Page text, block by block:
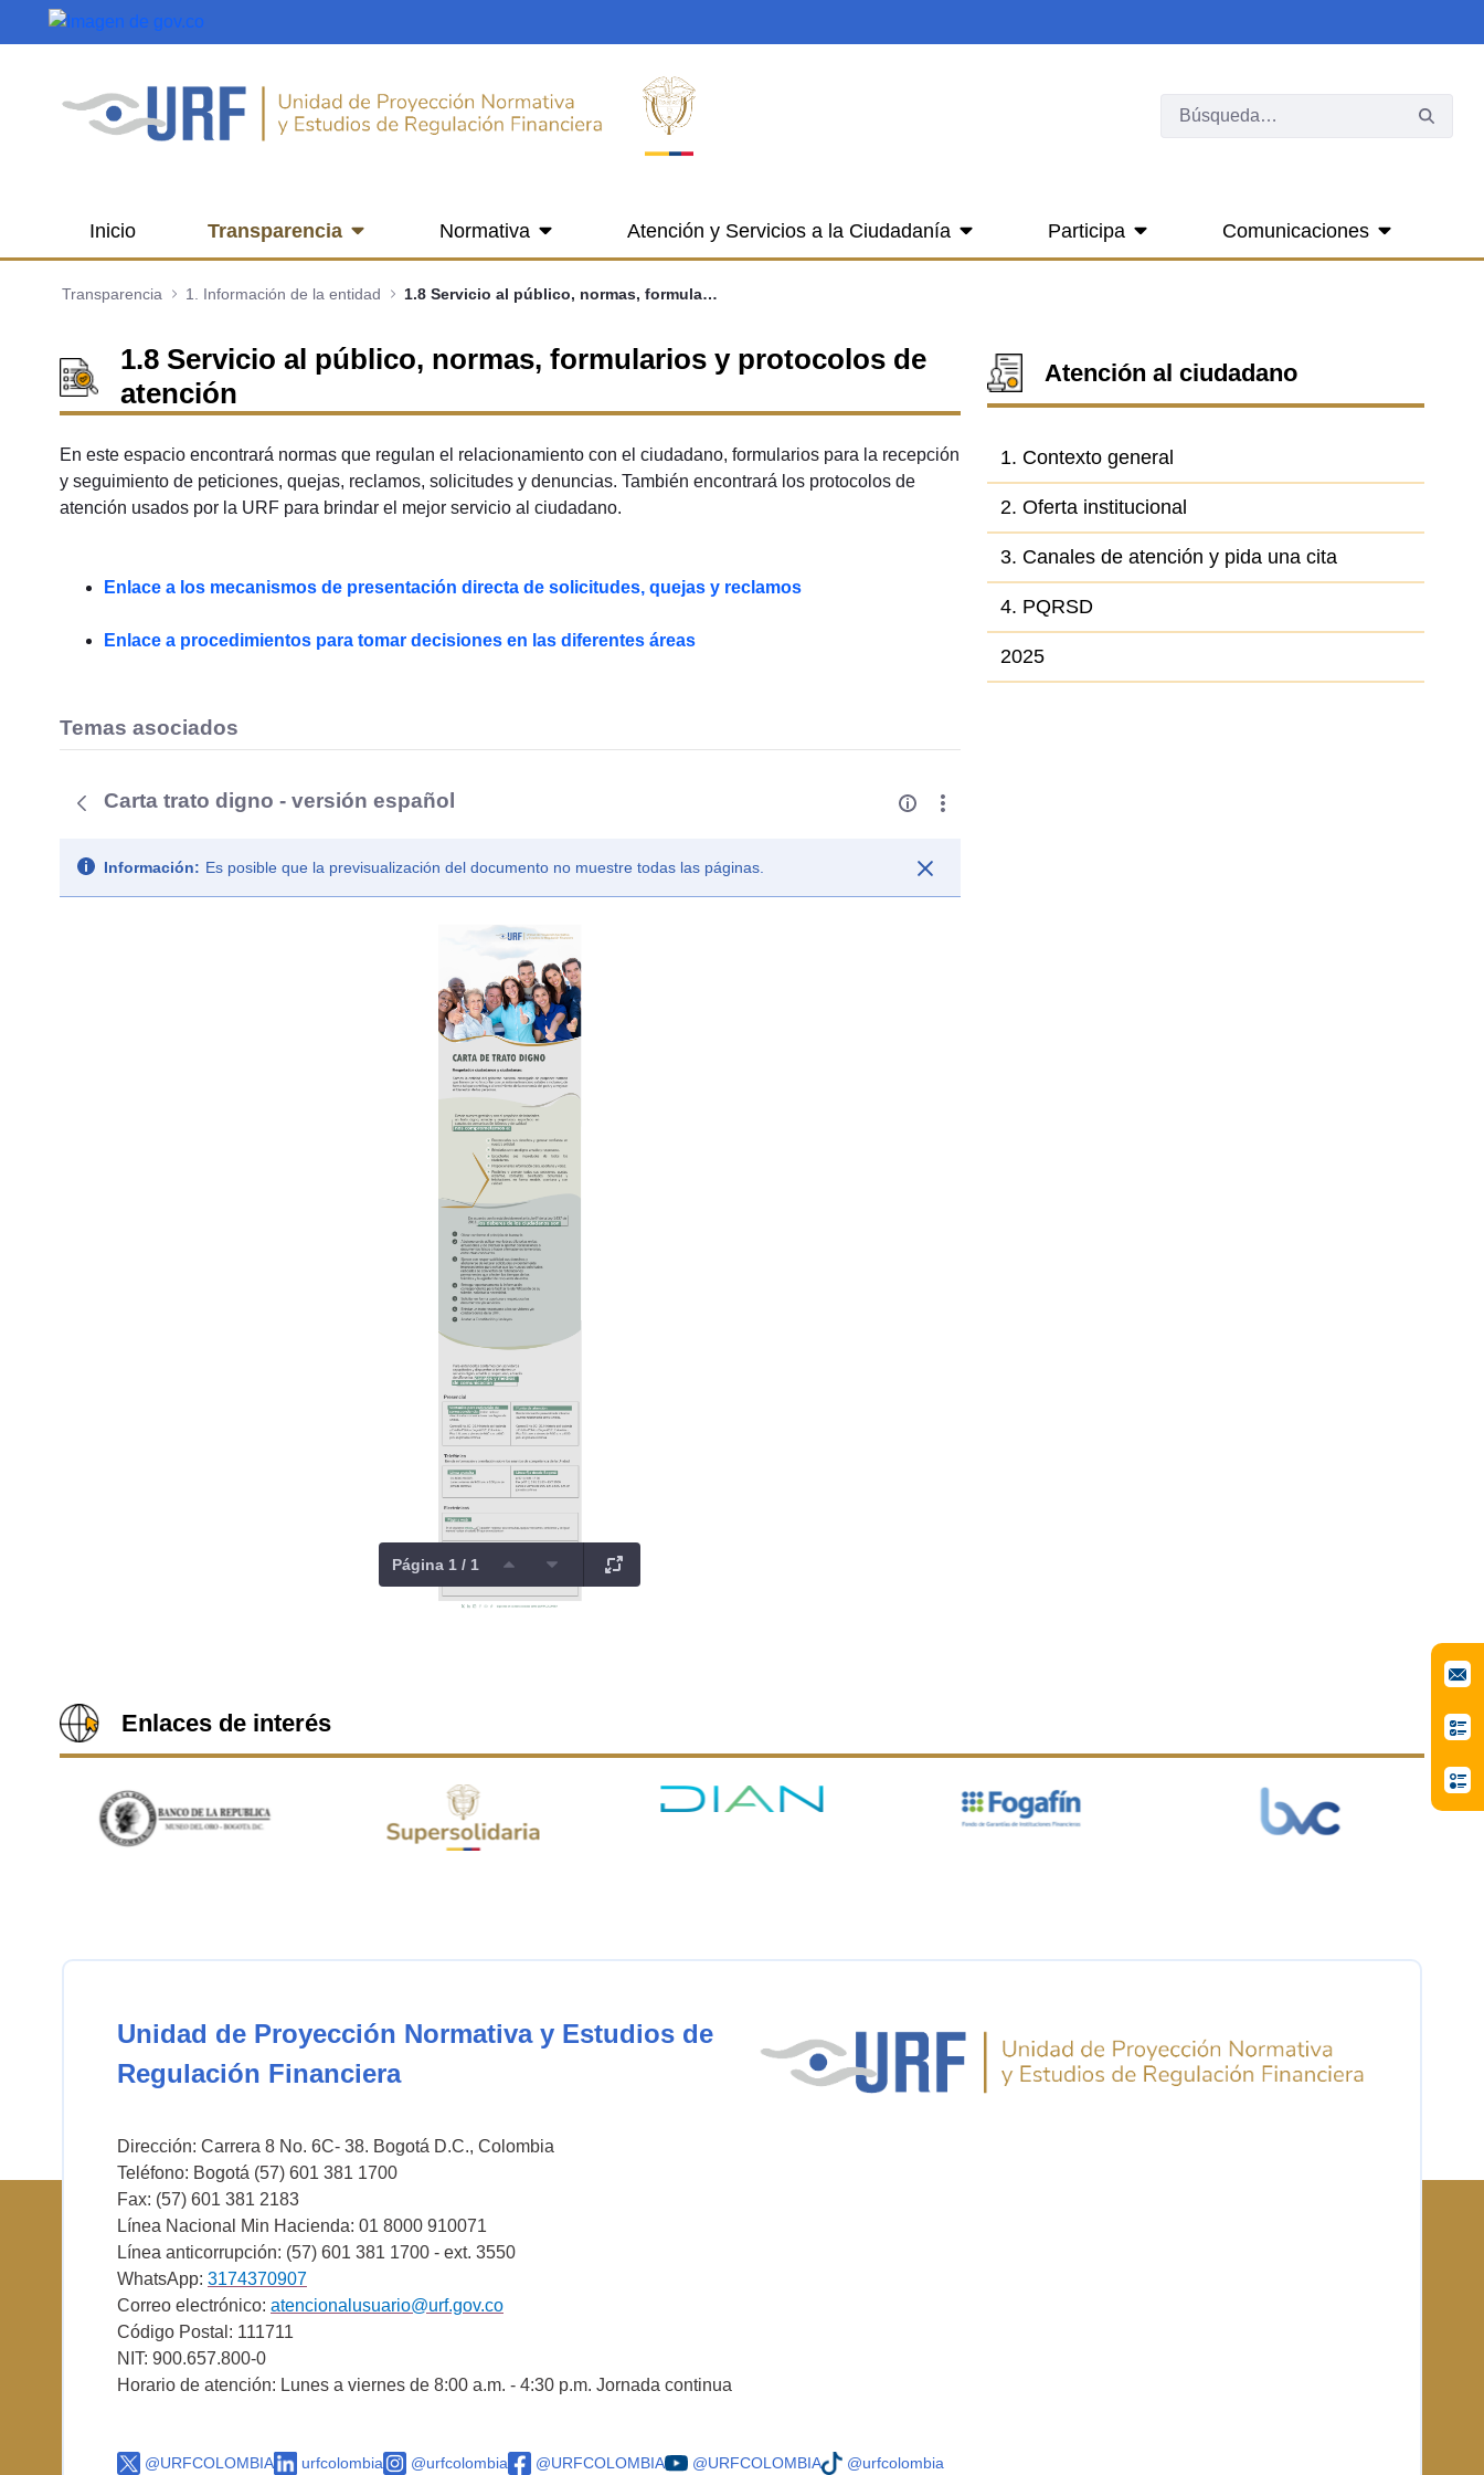
Saltar al contenido principal
Inicio Transparencia Normativa Atención y Servicios a la Ciudadanía Participa Comunicaciones
Transparencia 1. Información de la entidad 1.8 Servicio al público, normas, formularios y protocolos de atención
1.8 Servicio al público, normas, formularios y protocolos de
atención
En este espacio encontrará normas que regulan el relacionamiento con el ciudadano, formularios para la recepción
y seguimiento de peticiones, quejas, reclamos, solicitudes y denuncias. También encontrará los protocolos de
atención usados por la URF para brindar el mejor servicio al ciudadano.
Enlace a los mecanismos de presentación directa de solicitudes, quejas y reclamos
Enlace a procedimientos para tomar decisiones en las diferentes áreas
Temas asociados
Carta trato digno - versión español
Información: Es posible que la previsualización del documento no muestre todas las páginas.
Página 1 / 1
Atención al ciudadano
1. Contexto general
2. Oferta institucional
3. Canales de atención y pida una cita
4. PQRSD
2025
Enlaces de interés
Unidad de Proyección Normativa y Estudios de
Regulación Financiera
Dirección: Carrera 8 No. 6C- 38. Bogotá D.C., Colombia
Teléfono: Bogotá (57) 601 381 1700
Fax: (57) 601 381 2183
Línea Nacional Min Hacienda: 01 8000 910071
Línea anticorrupción: (57) 601 381 1700 - ext. 3550
WhatsApp: 3174370907
Correo electrónico: atencionalusuario@urf.gov.co
Código Postal: 111711
NIT: 900.657.800-0
Horario de atención: Lunes a viernes de 8:00 a.m. - 4:30 p.m. Jornada continua
@URFCOLOMBIA urfcolombia @urfcolombia @URFCOLOMBIA @URFCOLOMBIA @urfcolombia